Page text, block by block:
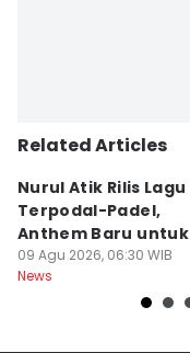
Related Articles
Nurul Atik Rilis Lagu
Terpodal-Padel,
Anthem Baru untuk
Pencinta Padel
09 Agu 2026, 06:30 WIB
News